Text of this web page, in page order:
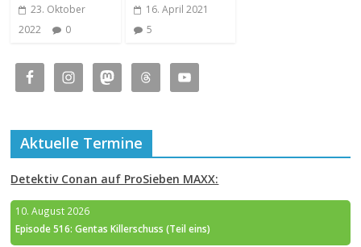
23. Oktober
2022
0
16. April 2021
5
Aktuelle Termine
Detektiv Conan auf ProSieben MAXX:
10. August 2026
Episode 516: Gentas Killerschuss (Teil eins)